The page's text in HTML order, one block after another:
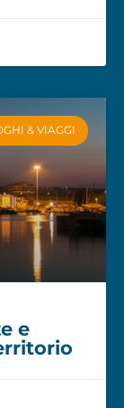
& VIAGGI
e